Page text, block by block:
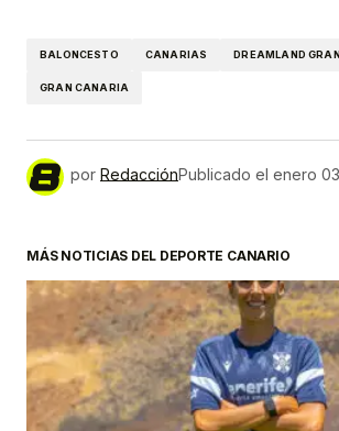
BALONCESTO CANARIAS DREAMLAND
GRAN CANARIA
por RedacciónPublicado el enero
MÁS NOTICIAS DEL DEPORTE CANARIO